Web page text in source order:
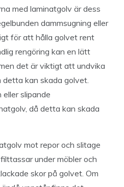
med laminatgolv är dess
dammsugning eller
för att hålla golvet rent
rengöring kan en lätt
det är viktigt att undvika
kan skada golvet.
slipande
då detta kan skada
mot repor och slitage
under möbler och
skor på golvet. Om